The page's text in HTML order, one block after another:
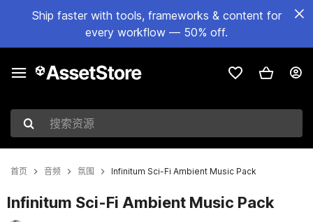
Ship faster with tools, frameworks & content for
every workflow — 50% off.
搜索资源
首页 音频 氛围 Infinitum Sci-Fi Ambient Music Pack
Infinitum Sci-Fi Ambient Music Pack